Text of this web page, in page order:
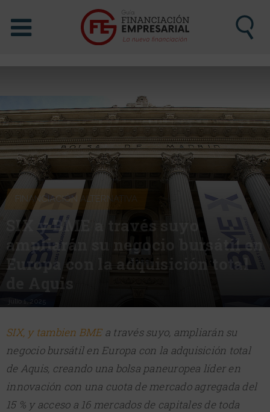
FINANCIACIÓN ALTERNATIVA
SIX y BME a través suyo
ampliarán su negocio bursátil en
Europa con la adquisición total
de Aquis
julio 1, 2025
SIX, y tambien BMEa través suyo, ampliarán su
negocio bursátil en Europa con la adquisición total
de Aquis, creando una bolsa paneuropea líder en
innovación con una cuota de mercado agregada del
15 % y acceso a 16 mercados de capitales de toda